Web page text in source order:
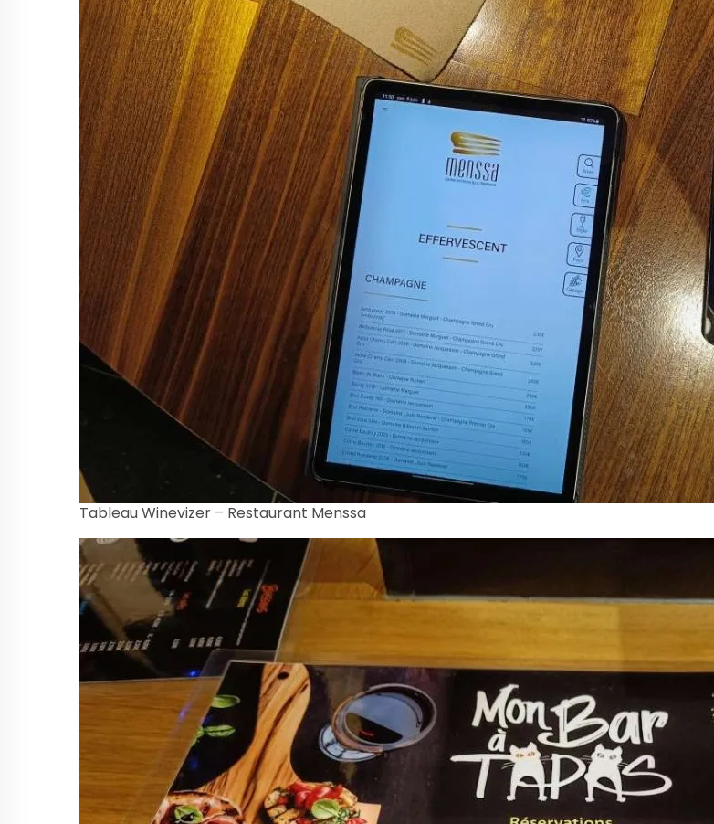
Tableau Winevizer – Restaurant Menssa